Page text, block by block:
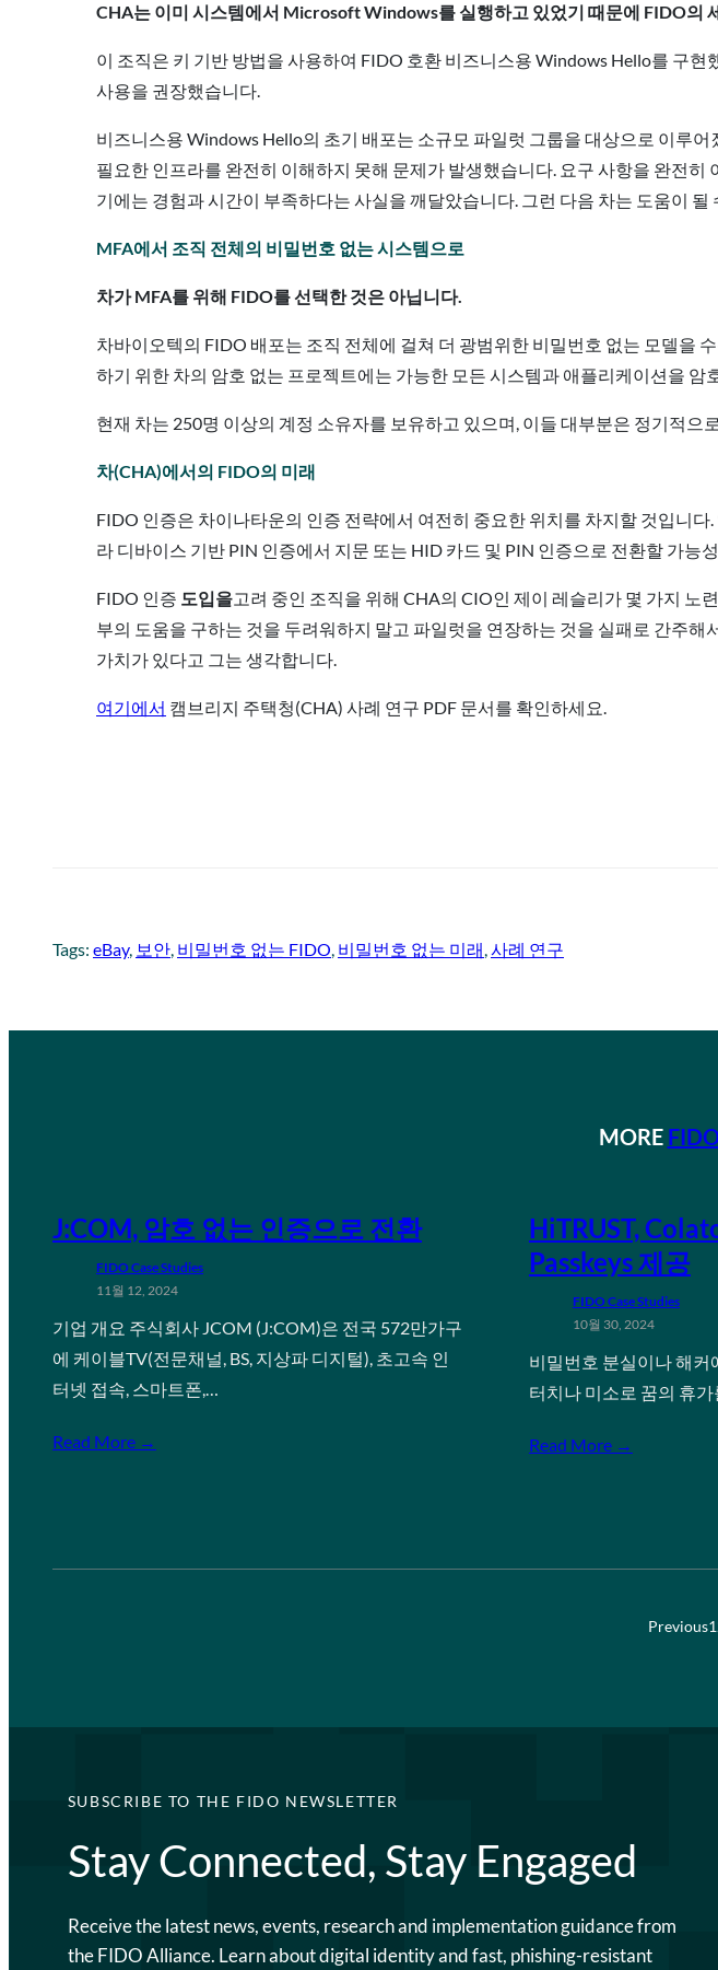
CHA는 이미 시스템에서 Microsoft Windows를 실행하고 있었기 때문에 FIDO의
이 조직은 키 기반 방법을 사용하여 FIDO 호환 비즈니스용 Windows Hello를 구
사용을 권장했습니다.
비즈니스용 Windows Hello의 초기 배포는 소규모 파일럿 그룹을 대상으로 이루
필요한 인프라를 완전히 이해하지 못해 문제가 발생했습니다. 요구 사항을 완전
기에는 경험과 시간이 부족하다는 사실을 깨달았습니다. 그런 다음 차는 도움이
MFA에서 조직 전체의 비밀번호 없는 시스템으로
차가 MFA를 위해 FIDO를 선택한 것은 아닙니다.
차바이오텍의 FIDO 배포는 조직 전체에 걸쳐 더 광범위한 비밀번호 없는 모델을
하기 위한 차의 암호 없는 프로젝트에는 가능한 모든 시스템과 애플리케이션을 암
현재 차는 250명 이상의 계정 소유자를 보유하고 있으며, 이들 대부분은 정기적
차(CHA)에서의 FIDO의 미래
FIDO 인증은 차이나타운의 인증 전략에서 여전히 중요한 위치를 차지할 것입니
라 디바이스 기반 PIN 인증에서 지문 또는 HID 카드 및 PIN 인증으로 전환할 가능
FIDO 인증 도입을고려 중인 조직을 위해 CHA의 CIO인 제이 레슬리가 몇 가지 노
부의 도움을 구하는 것을 두려워하지 말고 파일럿을 연장하는 것을 실패로 간주
가치가 있다고 그는 생각합니다.
여기에서 캠브리지 주택청(CHA) 사례 연구 PDF 문서를 확인하세요.
Tags: eBay, 보안, 비밀번호 없는 FIDO, 비밀번호 없는 미래, 사례 연구
MORE
J:COM, 암호 없는 인증으로 전환
FIDO Case Studies
11월 12, 2024
기업 개요 주식회사 JCOM (J:COM)은 전국 572만가구
에 케이블TV(전문채널, BS, 지상파 디지털), 초고속 인
터넷 접속, 스마트폰,…
Read More →
HiTRUST,
Passkeys 제공
FIDO Case Studies
10월 30, 2024
비밀번호 분실이나 해커
터치나 미소로 꿈의 휴
Read More →
Previous1
SUBSCRIBE TO THE FIDO NEWSLETTER
Stay Connected, Stay Engaged
Receive the latest news, events, research and implementation guidance from
the FIDO Alliance. Learn about digital identity and fast, phishing-resistant